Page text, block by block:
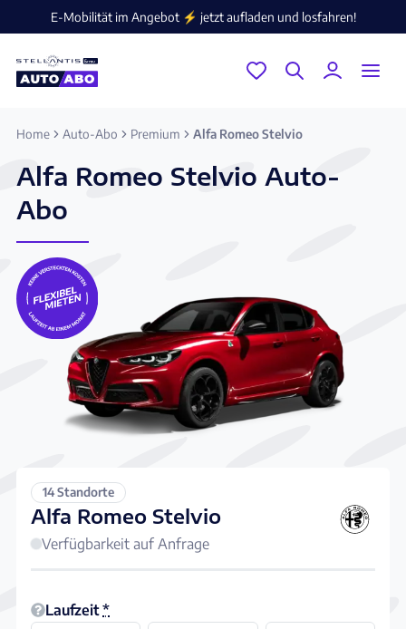
E-Mobilität im Angebot ⚡️ jetzt aufladen und losfahren!
Home Auto-Abo Premium Alfa Romeo Stelvio
Alfa Romeo Stelvio Auto-
Abo
14 Standorte
Alfa Romeo Stelvio
Verfügbarkeit auf Anfrage
Laufzeit *